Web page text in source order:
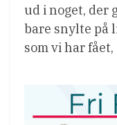
ud i noget, der
bare snylte på
som vi har